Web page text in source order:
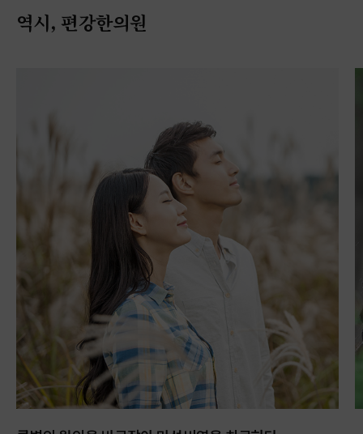
편강한의원, 브라질 상파울루서 '룰라배 바둑대회' 개최
역시, 편강한의원